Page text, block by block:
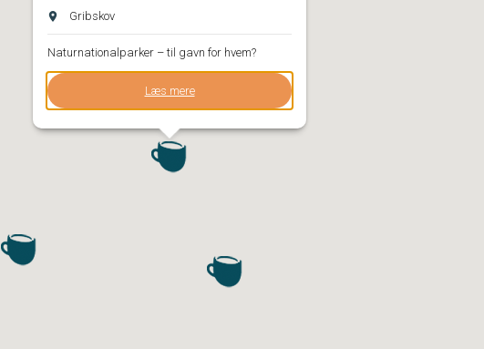
Gribskov
Naturnationalparker – til gavn for hvem?
Læs mere